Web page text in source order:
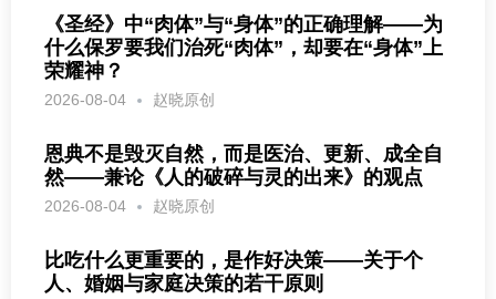
《圣经》中“肉体”与“身体”的正确理解——为
什么保罗要我们治死“肉体”，却要在“身体”上
荣耀神？
2026-08-04 赵晓原创
恩典不是毁灭自然，而是医治、更新、成全自
然——兼论《人的破碎与灵的出来》的观点
2026-08-04 赵晓原创
比吃什么更重要的，是作好决策——关于个
人、婚姻与家庭决策的若干原则